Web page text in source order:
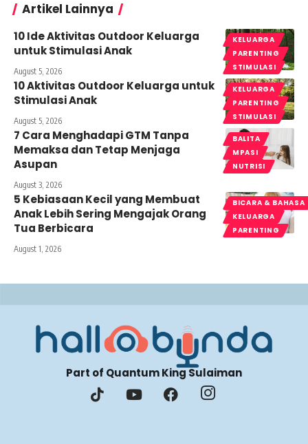
Artikel Lainnya
KELUARGA
PARENTING
STIMULASI
10 Ide Aktivitas Outdoor Keluarga
untuk Stimulasi Anak
August 5, 2026
KELUARGA
PARENTING
STIMULASI
10 Aktivitas Outdoor Keluarga untuk
Stimulasi Anak
August 5, 2026
BALITA
MPASI
NUTRISI
7 Cara Menghadapi GTM Tanpa
Memaksa dan Tetap Menjaga
Asupan
August 3, 2026
BICARA & BAHASA
KELUARGA
PARENTING
5 Kebiasaan Kecil yang Membuat
Anak Lebih Sering Mengajak Orang
Tua Berbicara
August 1, 2026
Part of Quantum King Sulaiman